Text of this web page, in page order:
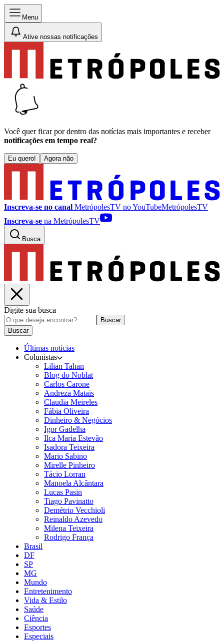
Menu
Ative nossas notificações
Você quer ficar por dentro das notícias mais importantes e receber
notificações em tempo real?
Eu quero! Agora não
Inscreva-se no canal MetrópolesTV noYouTubeMetrópolesTV
Inscreva-se na MetrópolesTV
Busca
Digite sua busca
Buscar
Buscar
Últimas notícias
Colunistas
Lilian Tahan
Blog do Noblat
Carlos Carone
Andreza Matais
Claudia Meireles
Fábia Oliveira
Dinheiro & Negócios
Igor Gadelha
Ilca Maria Estevão
Isadora Teixeira
Mario Sabino
Mirelle Pinheiro
Tácio Lorran
Manoela Alcântara
Lucas Pasin
Tiago Pavinatto
Demétrio Vecchioli
Reinaldo Azevedo
Milena Teixeira
Rodrigo França
Brasil
DF
SP
MG
Mundo
Entretenimento
Vida & Estilo
Saúde
Ciência
Esportes
Especiais